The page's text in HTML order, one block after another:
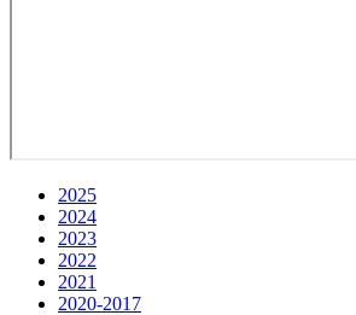
2025
2024
2023
2022
2021
2020-2017